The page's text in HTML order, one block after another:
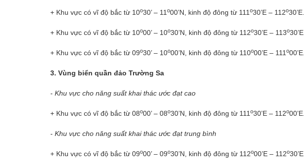
+ Khu vực có vĩ độ bắc từ 10o30’ – 11 o00’N, kinh độ đông từ 111 o30’E – 112o30’E.
+ Khu vực có vĩ độ bắc từ 10o00’ – 10o30’N, kinh độ đông từ 112o30’E – 113o30’E.
+ Khu vực có vĩ độ bắc từ 09o30’ – 10o00’N, kinh độ đông từ 110o00’E – 111 o00’E.
3. Vùng biển quần đảo Trường Sa
- Khu vực cho năng suất khai thác ước đạt cao
+ Khu vực có vĩ độ bắc từ 08o00’ – 08o30’N, kinh độ đông từ 111 o30’E – 112o00’E.
- Khu vực cho năng suất khai thác ước đạt trung bình
+ Khu vực có vĩ độ bắc từ 09o00’ – 09o30’N, kinh độ đông từ 112o00’E – 112o30’E.